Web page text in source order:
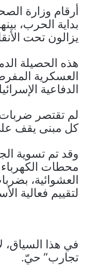
يزالون تحت
هذه الحصيلة
العسكرية
الدفاعية
لم تقتصر ضربات
كل مبنى يقف
وقد تم تسوية
محطات الكهرباء
العشوائية،
لتقييم فعالية
في هذا السياق،
تجارب” حيّ.